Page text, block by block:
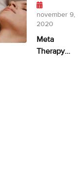
november 9,
2020
Meta
Therapy